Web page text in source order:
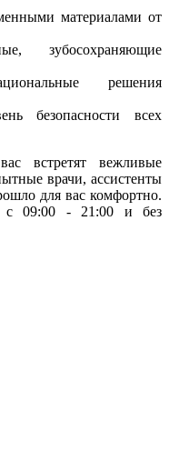
материалами от
зубосохраняющие
решения
безопасности всех
встретят вежливые
врачи, ассистенты
для вас комфортно.
с 09:00 - 21:00 и без